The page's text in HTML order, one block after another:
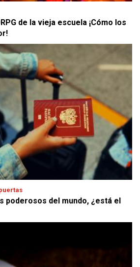
de la vieja escuela ¡Cómo los
poderosos del mundo, ¿está el